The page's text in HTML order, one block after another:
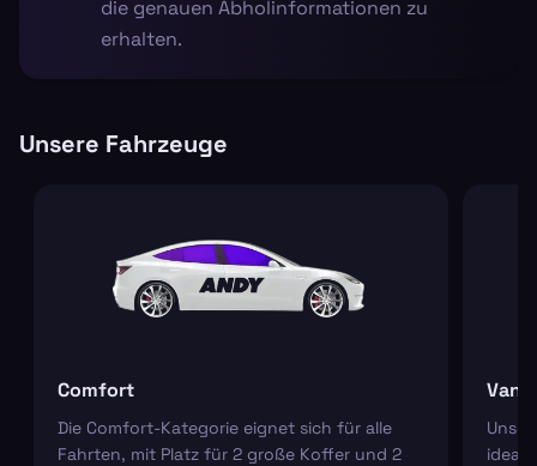
die genauen Abholinformationen zu
erhalten.
Unsere Fahrzeuge
Comfort
Die Comfort-Kategorie eignet sich für alle
Fahrten, mit Platz für 2 große Koffer und 2
Van
ideal